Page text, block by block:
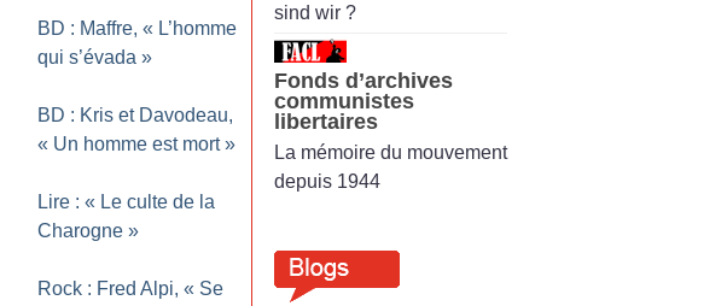
BD : Maffre, « L’homme
qui s’évada »
BD : Kris et Davodeau,
« Un homme est mort »
Lire : « Le culte de la
Charogne »
Rock : Fred Alpi, « Se
sind wir ?
Fonds d’archives
communistes
libertaires
La mémoire du mouvement
depuis 1944